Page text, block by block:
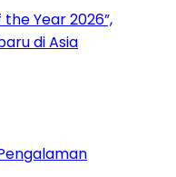
Year 2026”,
di Asia